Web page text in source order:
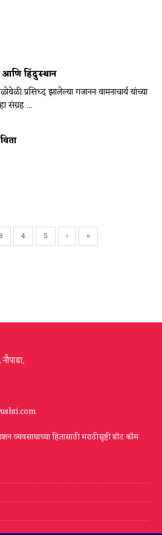
आणि हिंदुस्थान
प्रसिध्द झालेल्या गजानन वामनाचार्य यांच्या
संग्रह ...
3 4 5 › »
व्यवसायाच्या हितासाठी मराठीसृष्टी डॉट कॉम